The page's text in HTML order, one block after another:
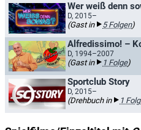
Wer weiß denn
D, 2015–
(Gast in 5 Folgen)
Alfredissimo! –
D, 1994–2007
(Gast in 1 Folge)
Sportclub Story
D, 2015–
(Drehbuch in 1